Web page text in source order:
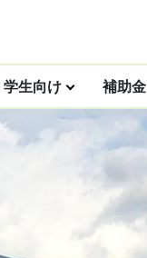
学生向け 補助金